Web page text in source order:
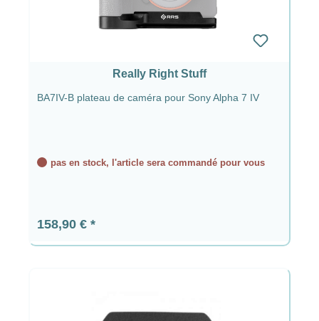
Really Right Stuff
BA7IV-B plateau de caméra pour Sony Alpha 7 IV
pas en stock, l'article sera commandé pour vous
Prix régulier :
158,90 €